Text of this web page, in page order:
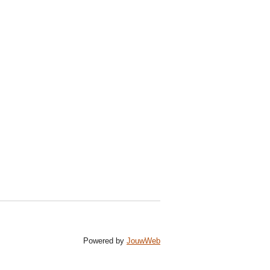
Powered by JouwWeb